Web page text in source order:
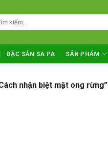
ĐẶC SẢN SA PA SẢN PHẨM
nhận biệt mật ong rừng”